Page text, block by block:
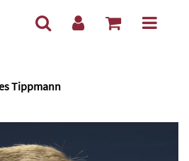
Tippmann